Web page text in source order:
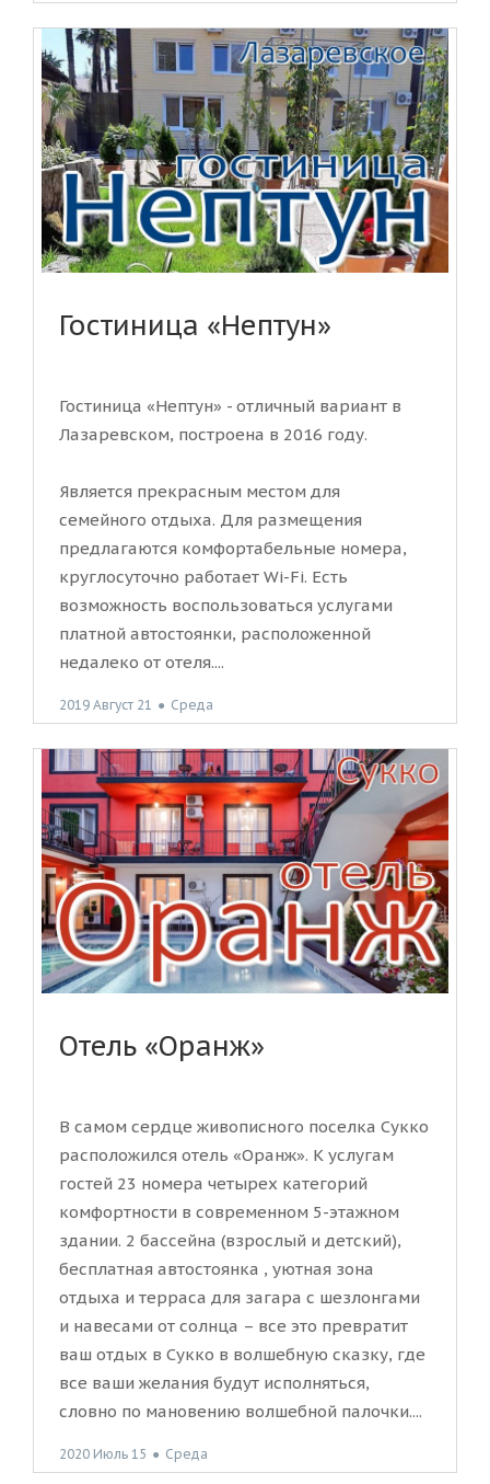
Гостиница «Нептун»
Гостиница «Нептун» - отличный вариант в
Лазаревском, построена в 2016 году.
Является прекрасным местом для
семейного отдыха. Для размещения
предлагаются комфортабельные номера,
круглосуточно работает Wi-Fi. Есть
возможность воспользоваться услугами
платной автостоянки, расположенной
недалеко от отеля....
2019 Август 21 ● Среда
Отель «Оранж»
В самом сердце живописного поселка Сукко
расположился отель «Оранж». К услугам
гостей 23 номера четырех категорий
комфортности в современном 5-этажном
здании. 2 бассейна (взрослый и детский),
бесплатная автостоянка , уютная зона
отдыха и терраса для загара с шезлонгами
и навесами от солнца – все это превратит
ваш отдых в Сукко в волшебную сказку, где
все ваши желания будут исполняться,
словно по мановению волшебной палочки....
2020 Июль 15 ● Среда